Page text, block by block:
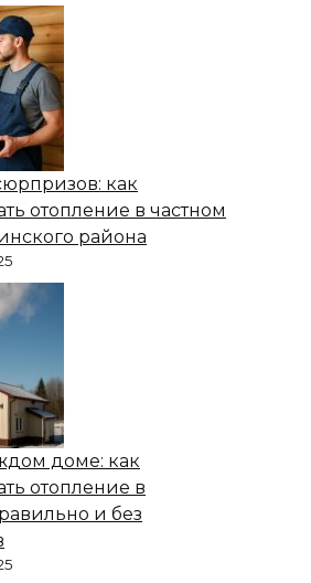
как
отопление в частном
района
доме: как
отопление в
и без